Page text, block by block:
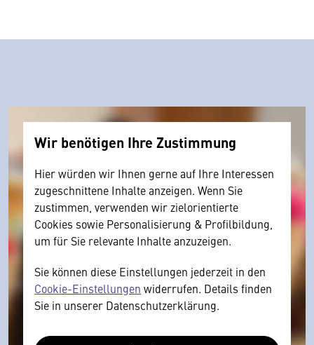
Wir benötigen Ihre Zustimmung
Hier würden wir Ihnen gerne auf Ihre Interessen
zugeschnittene Inhalte anzeigen. Wenn Sie
zustimmen, verwenden wir zielorientierte
Cookies sowie Personalisierung & Profilbildung,
um für Sie relevante Inhalte anzuzeigen.
Sie können diese Einstellungen jederzeit in den
Cookie-Einstellungen widerrufen. Details finden
Sie in unserer Datenschutzerklärung.